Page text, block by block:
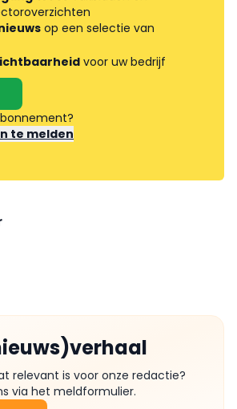
op een selectie van
voor uw bedrijf
te melden
relevant is voor onze redactie?
via het meldformulier.